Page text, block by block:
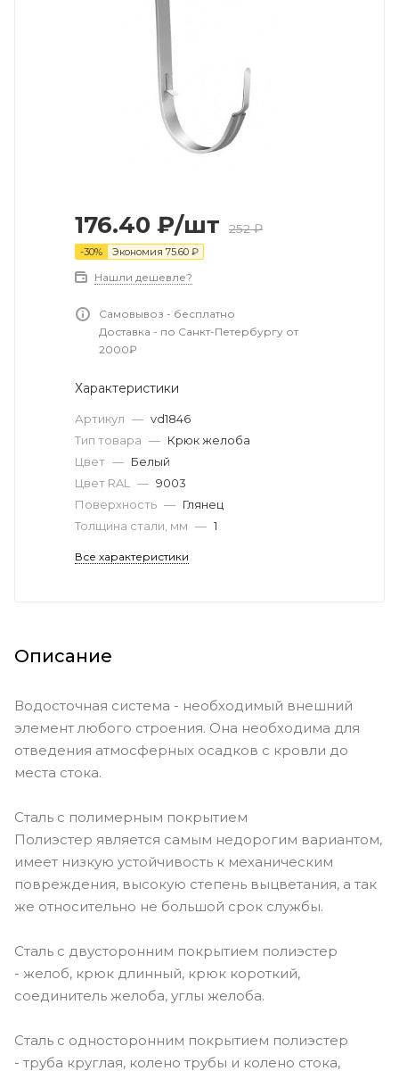
176.40 ₽/шт 252₽
-30% Экономия 75.60 ₽
Нашли дешевле?
Самовывоз - бесплатно
Доставка - по Санкт-Петербургу от
2000₽
Характеристики
Артикул — vd1846
Тип товара — Крюк желоба
Цвет — Белый
Цвет RAL
— 9003
Поверхность — Глянец
Толщина стали, мм — 1
Все характеристики
Описание
Водосточная система - необходимый внешний
элемент любого строения. Она необходима для
отведения атмосферных осадков с кровли до
места стока.
Сталь с полимерным покрытием
Полиэстер является самым недорогим вариантом,
имеет низкую устойчивость к механическим
повреждения, высокую степень выцветания, а так
же относительно не большой срок службы.
Сталь с двусторонним покрытием полиэстер
- желоб, крюк длинный, крюк короткий,
соединитель желоба, углы желоба.
Сталь с односторонним покрытием полиэстер
- труба круглая, колено трубы и колено стока,